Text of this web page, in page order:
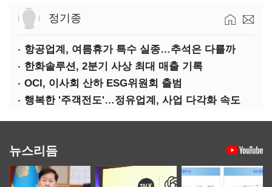
정기종
항공업계, 여름휴가 특수 실종…추석은 다를까
한화솔루션, 2분기 사상 최대 매출 기록
OCI, 이사회 산하 ESG위원회 출범
행복한 '주객전도'…정유업계, 사업 다각화 속도
뉴스리듬